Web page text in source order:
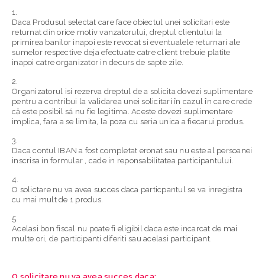
Daca Produsul selectat care face obiectul unei solicitari este
returnat din orice motiv vanzatorului, dreptul clientului la
primirea banilor inapoi este revocat si eventualele returnari ale
sumelor respective deja efectuate catre client trebuie platite
inapoi catre organizator in decurs de sapte zile.
Organizatorul isi rezerva dreptul de a solicita dovezi suplimentare
pentru a contribui la validarea unei solicitari în cazul în care crede
că este posibil să nu fie legitima. Aceste dovezi suplimentare
implica, fara a se limita, la poza cu seria unica a fiecarui produs.
Daca contul IBAN a fost completat eronat sau nu este al persoanei
inscrisa in formular , cade in reponsabilitatea participantului.
O solictare nu va avea succes daca particpantul se va inregistra
cu mai mult de 1 produs.
Acelasi bon fiscal nu poate fi eligibil daca este incarcat de mai
multe ori, de participanti diferiti sau acelasi participant.